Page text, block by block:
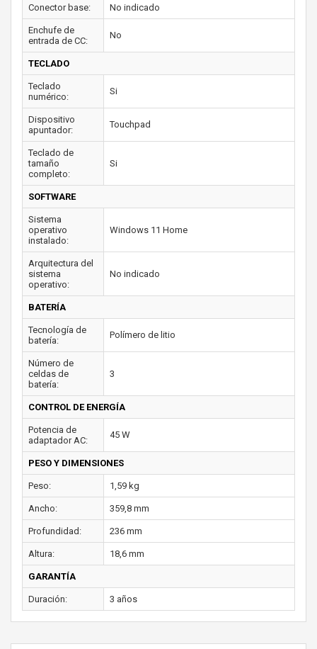
Conector base: No indicado
Enchufe de
entrada de CC:
No
TECLADO
Teclado
numérico:
Si
Dispositivo
apuntador:
Touchpad
Teclado de
tamaño
completo:
Si
SOFTWARE
Sistema
operativo
instalado:
Windows 11 Home
Arquitectura del
sistema
operativo:
No indicado
BATERÍA
Tecnología de
batería:
Polímero de litio
Número de
celdas de
batería:
3
CONTROL DE ENERGÍA
Potencia de
adaptador AC:
45 W
PESO Y DIMENSIONES
Peso: 1,59 kg
Ancho: 359,8 mm
Profundidad: 236 mm
Altura: 18,6 mm
GARANTÍA
Duración: 3 años